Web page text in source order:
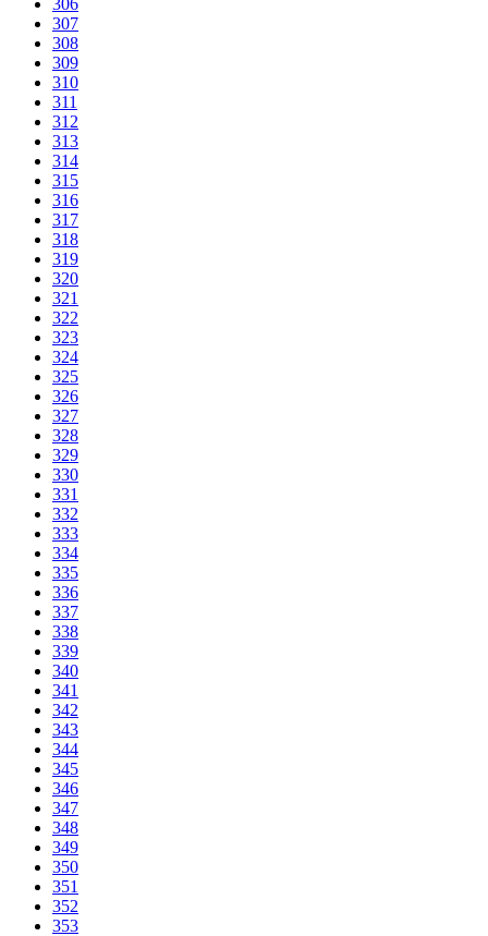
306
307
308
309
310
311
312
313
314
315
316
317
318
319
320
321
322
323
324
325
326
327
328
329
330
331
332
333
334
335
336
337
338
339
340
341
342
343
344
345
346
347
348
349
350
351
352
353